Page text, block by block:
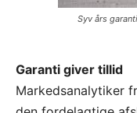
Syv års
Garanti giver tillid
Markedsanalytiker